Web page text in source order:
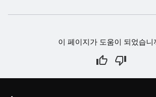
이 페이지가 도움이 되었습니